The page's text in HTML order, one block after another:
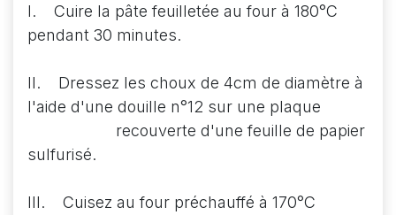
I. Cuire la pâte feuilletée au four à 180°C
pendant 30 minutes.
II. Dressez les choux de 4cm de diamètre à
l'aide d'une douille n°12 sur une plaque
recouverte d'une feuille de papier
sulfurisé.
III. Cuisez au four préchauffé à 170°C